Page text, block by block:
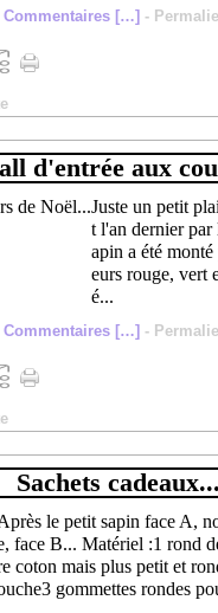
Commentaires […] -
d'entrée aux
Juste un petit
t l'an dernier
apin a été
eurs rouge, vert
é...
Commentaires […] -
Sachets
le petit sapin face A,
face B... Matériel :1 rond
coton mais plus petit et
gommettes rondes